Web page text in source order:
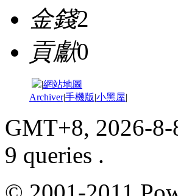
金錢2
貢獻0
|網站地圖
Archiver|手機版|小黑屋|
GMT+8, 2026-8-
9 queries .